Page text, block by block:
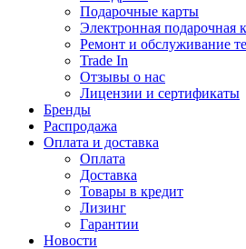
Подарочные карты
Электронная подарочная
Ремонт и обслуживание
Trade In
Отзывы о нас
Лицензии и сертификаты
Бренды
Распродажа
Оплата и доставка
Оплата
Доставка
Товары в кредит
Лизинг
Гарантии
Новости